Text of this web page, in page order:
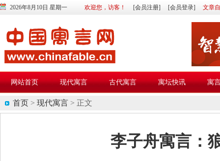
2026年8月10日 星期一 欢迎您，访客！ [会员注册] [会员登录] 文章
网站首页 现代寓言 古代寓言 寓坛快讯 寓
首页 > 现代寓言 > 正文
李子舟寓言：